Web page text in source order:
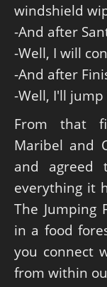
windshield
-And after
-Well, I will
-And after
-Well, I'll
From that
Maribel and
and agreed
everything it
The Jumping
in a food
you connect
from within